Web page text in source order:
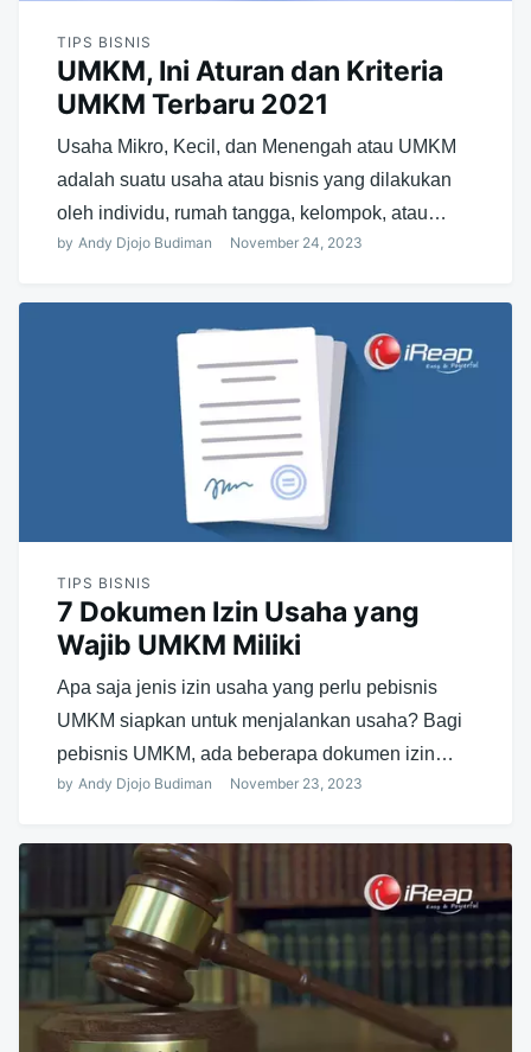
TIPS BISNIS
UMKM, Ini Aturan dan Kriteria
UMKM Terbaru 2021
Usaha Mikro, Kecil, dan Menengah atau UMKM
adalah suatu usaha atau bisnis yang dilakukan
oleh individu, rumah tangga, kelompok, atau…
by Andy Djojo Budiman November 24, 2023
TIPS BISNIS
7 Dokumen Izin Usaha yang
Wajib UMKM Miliki
Apa saja jenis izin usaha yang perlu pebisnis
UMKM siapkan untuk menjalankan usaha? Bagi
pebisnis UMKM, ada beberapa dokumen izin…
by Andy Djojo Budiman November 23, 2023